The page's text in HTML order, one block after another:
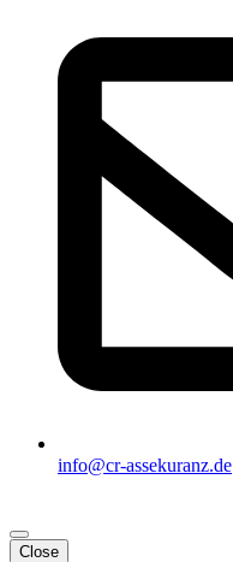
info@cr-assekuranz.de
Close